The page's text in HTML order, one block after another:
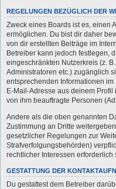
REGELUNGEN BEZÜGLICH DER
Zweck eines Boards ist es, einen
ermöglichen. Du bist dir daher
von dir erstellten Beiträge im
Betreiber kann jedoch festlegen,
eingeschränkten Nutzerkreis (z.
Administratoren etc.) zugänglich
entsprechenden Informationen
E-Mail-Adresse aus deinem
von ihm beauftragte Personen
Andere als die oben genannten
Zustimmung an Dritte
gesetzlicher Regelungen zur
Strafverfolgungsbehörden)
rechtlicher Interessen erforderlich
GESTATTUNG DER
Du gestattest dem Betreiber